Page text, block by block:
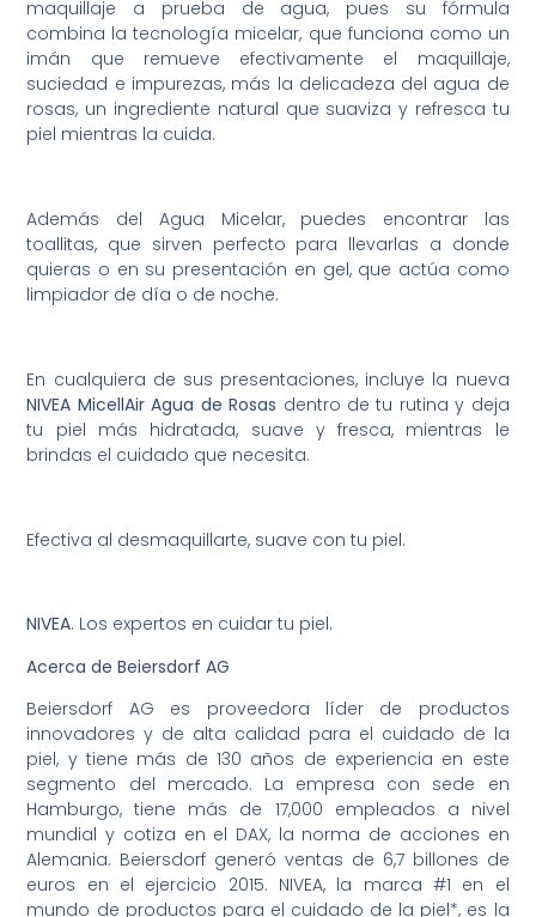
maquillaje a prueba de agua, pues su fórmula
combina la tecnología micelar, que funciona como un
imán que remueve efectivamente el maquillaje,
suciedad e impurezas, más la delicadeza del agua de
rosas, un ingrediente natural que suaviza y refresca tu
piel mientras la cuida.
Además del Agua Micelar, puedes encontrar las
toallitas, que sirven perfecto para llevarlas a donde
quieras o en su presentación en gel, que actúa como
limpiador de día o de noche.
En cualquiera de sus presentaciones, incluye la nueva
NIVEA MicellAir Agua de Rosas dentro de tu rutina y deja
tu piel más hidratada, suave y fresca, mientras le
brindas el cuidado que necesita.
Efectiva al desmaquillarte, suave con tu piel.
NIVEA. Los expertos en cuidar tu piel.
Acerca de Beiersdorf AG
Beiersdorf AG es proveedora líder de productos
innovadores y de alta calidad para el cuidado de la
piel, y tiene más de 130 años de experiencia en este
segmento del mercado. La empresa con sede en
Hamburgo, tiene más de 17,000 empleados a nivel
mundial y cotiza en el DAX, la norma de acciones en
Alemania. Beiersdorf generó ventas de 6,7 billones de
euros en el ejercicio 2015. NIVEA, la marca #1 en el
mundo de productos para el cuidado de la piel*, es la